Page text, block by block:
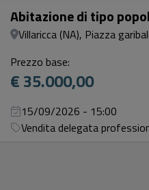
Abitazione di tipo
Villaricca (NA), Piazza
Prezzo base:
€ 35.000,00
15/09/2026 - 15:00
Vendita delegata